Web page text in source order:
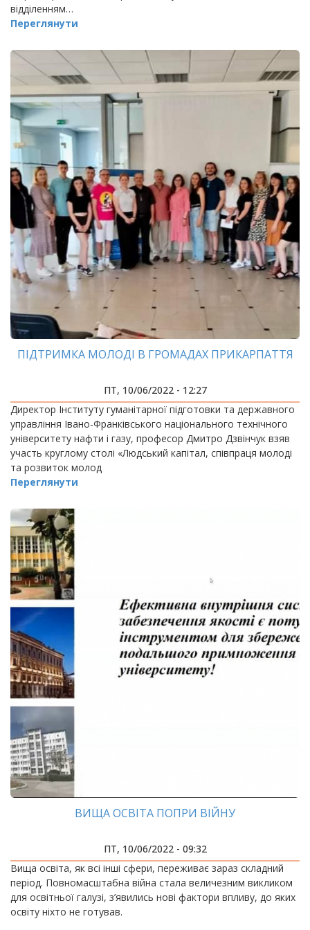
відділенням…
Переглянути
ПІДТРИМКА МОЛОДІ В ГРОМАДАХ ПРИКАРПАТТЯ
ПТ, 10/06/2022 - 12:27
Директор Інституту гуманітарної підготовки та державного
управління Івано-Франківського національного технічного
університету нафти і газу, професор Дмитро Дзвінчук взяв
участь круглому столі «Людський капітал, співпраця молоді
та розвиток молод
Переглянути
ВИЩА ОСВІТА ПОПРИ ВІЙНУ
ПТ, 10/06/2022 - 09:32
Вища освіта, як всі інші сфери, переживає зараз складний
період. Повномасштабна війна стала величезним викликом
для освітньої галузі, з’явились нові фактори впливу, до яких
освіту ніхто не готував.